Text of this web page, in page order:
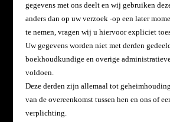
gegevens met ons deelt en wij gebruiken
anders dan op uw verzoek -op een later
te nemen, vragen wij u hiervoor expliciet
Uw gegevens worden niet met derden
boekhoudkundige en overige
voldoen.
Deze derden zijn allemaal tot
van de overeenkomst tussen hen en ons of
verplichting.